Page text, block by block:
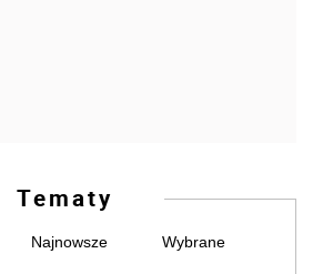
Tematy
Najnowsze Wybrane